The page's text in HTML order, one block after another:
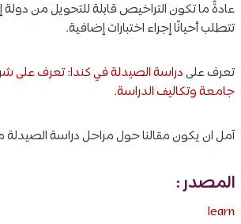
عادةً ما تكون التراخيص قابلة للتحويل من دولة
تتطلب أحيانًا إجراء اختبارات إضافية.
تعرف علىدراسة الصيدلة في كندا: تعرف على
جامعة وتكاليف الدراسة.
آمل ان يكون مقالنا حول مراحل دراسة الصيدلة
المصدر :
learn